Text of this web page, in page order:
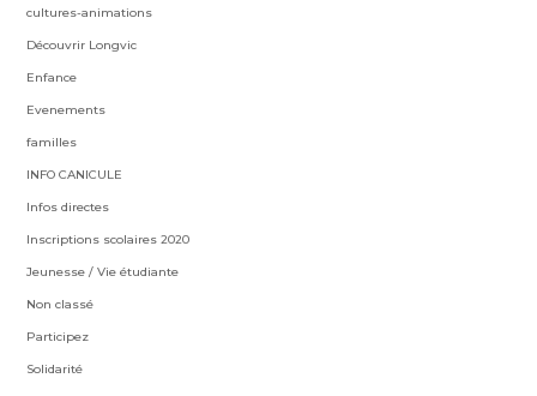
cultures-animations
Découvrir Longvic
Enfance
Evenements
familles
INFO CANICULE
Infos directes
Inscriptions scolaires 2020
Jeunesse / Vie étudiante
Non classé
Participez
Solidarité